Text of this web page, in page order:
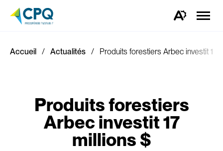
Ouvrez
d'accessibilité.
la
Accueil Actualités Produits forestiers Arbec investit 17
Produits forestiers
Arbec investit 17
millions $